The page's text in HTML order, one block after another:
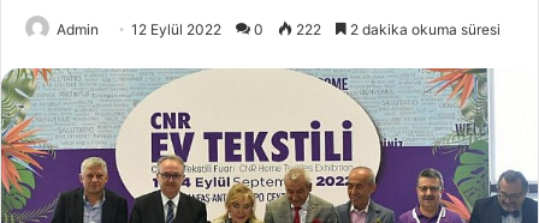
Admin 12 Eylül 2022 0 222 2 dakika okuma süresi